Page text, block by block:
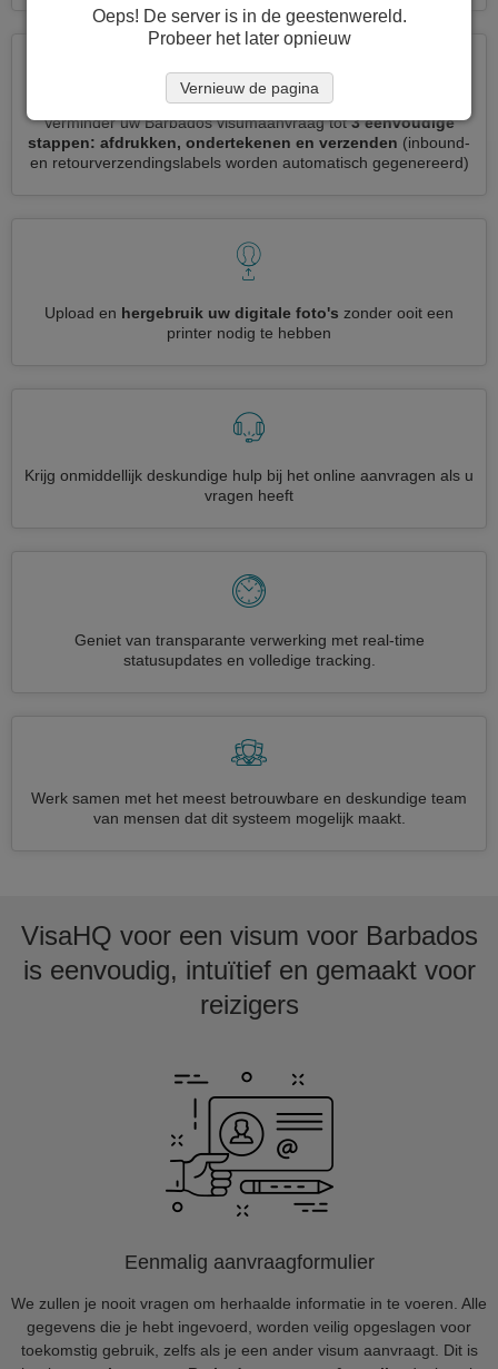
Verminder uw Barbados visumaanvraag tot3 eenvoudige
stappen: afdrukken, ondertekenen en verzenden (inbound-
en retourverzendingslabels worden automatisch gegenereerd)
Upload en hergebruik uw digitale foto's zonder ooit een
printer nodig te hebben
Krijg onmiddellijk deskundige hulp bij het online aanvragen als u
vragen heeft
Geniet van transparante verwerking met real-time
statusupdates en volledige tracking.
Werk samen met het meest betrouwbare en deskundige team
van mensen dat dit systeem mogelijk maakt.
VisaHQ voor een visum voor Barbados
is eenvoudig, intuïtief en gemaakt voor
reizigers
Eenmalig aanvraagformulier
We zullen je nooit vragen om herhaalde informatie in te voeren. Alle
gegevens die je hebt ingevoerd, worden veilig opgeslagen voor
toekomstig gebruik, zelfs als je een ander visum aanvraagt. Dit is
Oeps! De server is in de geestenwereld.
Probeer het later opnieuw
Vernieuw de pagina